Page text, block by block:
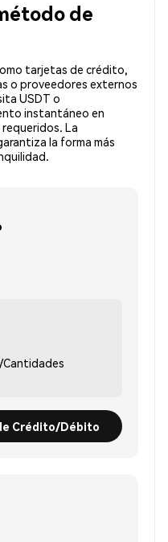
de
tarjetas de crédito,
o proveedores externos
USDT o
instantáneo en
La
la forma más
Cantidades
Crédito/Débito